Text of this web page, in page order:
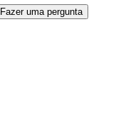
Fazer uma pergunta